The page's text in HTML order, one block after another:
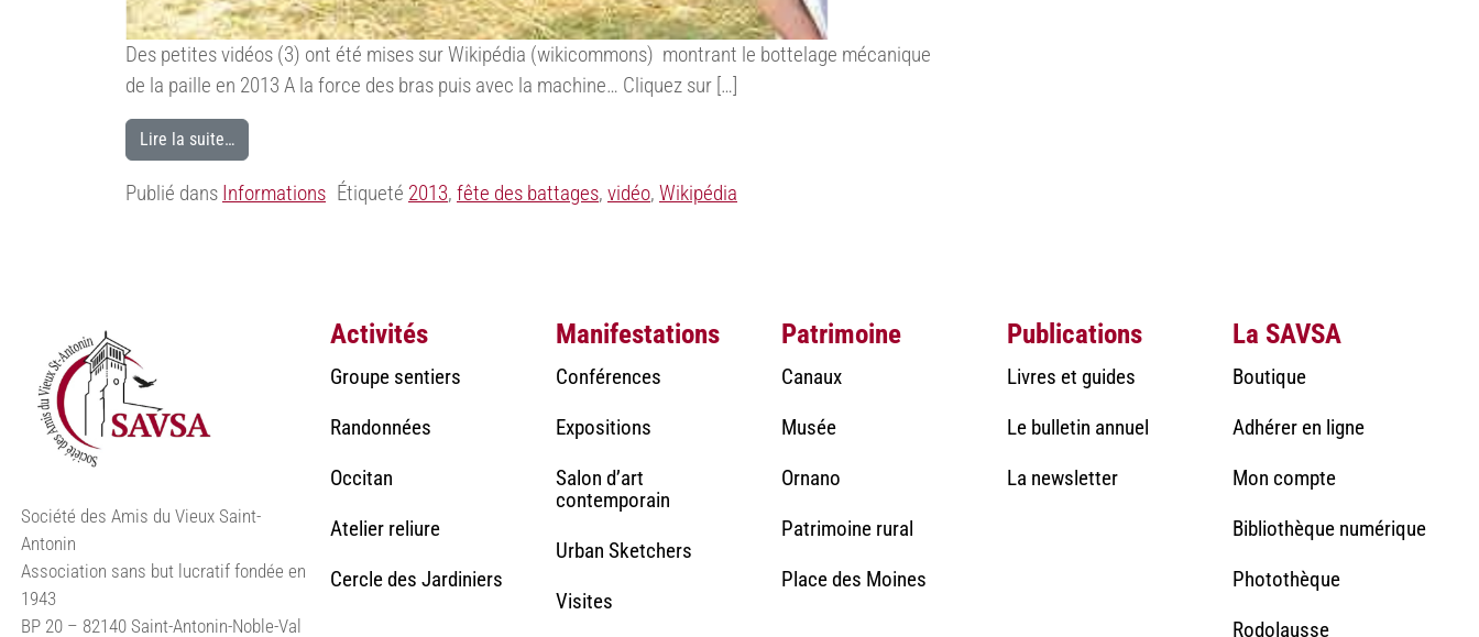
Des petites vidéos (3) ont été mises sur Wikipédia (wikicommons) montrant le bottelage mécanique
de la paille en 2013 A la force des bras puis avec la machine… Cliquez sur […]
Lire la suite…
Publié dans Informations Étiqueté 2013, fête des battages, vidéo, Wikipédia
Société des Amis du Vieux Saint-
Antonin
Association sans but lucratif fondée en
1943
BP 20 – 82140 Saint-Antonin-Noble-Val
Activités
Groupe sentiers
Randonnées
Occitan
Atelier reliure
Cercle des Jardiniers
Manifestations
Conférences
Expositions
Salon d’art
contemporain
Urban Sketchers
Visites
Patrimoine
Canaux
Musée
Ornano
Patrimoine rural
Place des Moines
Publications
Livres et guides
Le bulletin annuel
La newsletter
La SAVSA
Boutique
Adhérer en ligne
Mon compte
Bibliothèque numérique
Photothèque
Rodolausse